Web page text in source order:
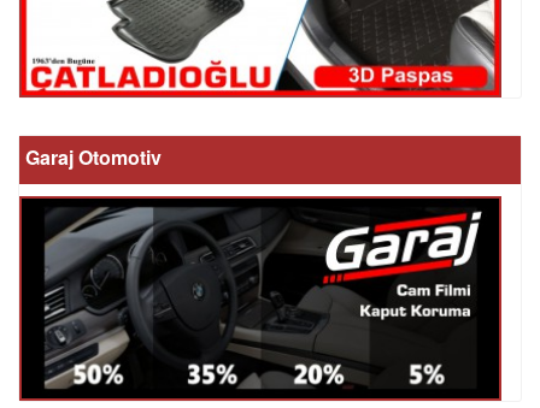
Garaj Otomotiv